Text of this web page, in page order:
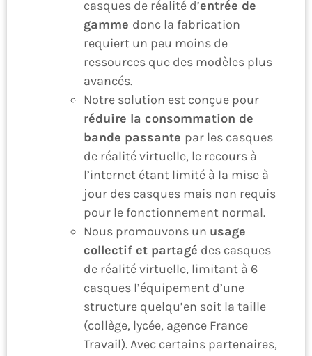
casques de réalité d’entrée de
gamme donc la fabrication
requiert un peu moins de
ressources que des modèles plus
avancés.
Notre solution est conçue pour
réduire la consommation de
bande passante par les casques
de réalité virtuelle, le recours à
l’internet étant limité à la mise à
jour des casques mais non requis
pour le fonctionnement normal.
Nous promouvons un usage
collectif et partagé des casques
de réalité virtuelle, limitant à 6
casques l’équipement d’une
structure quelqu’en soit la taille
(collège, lycée, agence France
Travail). Avec certains partenaires,